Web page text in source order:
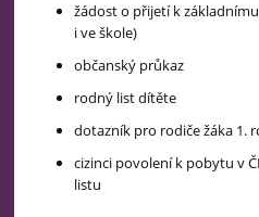
žádost o přijetí k
i ve škole)
občanský průkaz
rodný list dítěte
dotazník pro rodiče žáka 1.
cizinci povolení k pobytu v
listu